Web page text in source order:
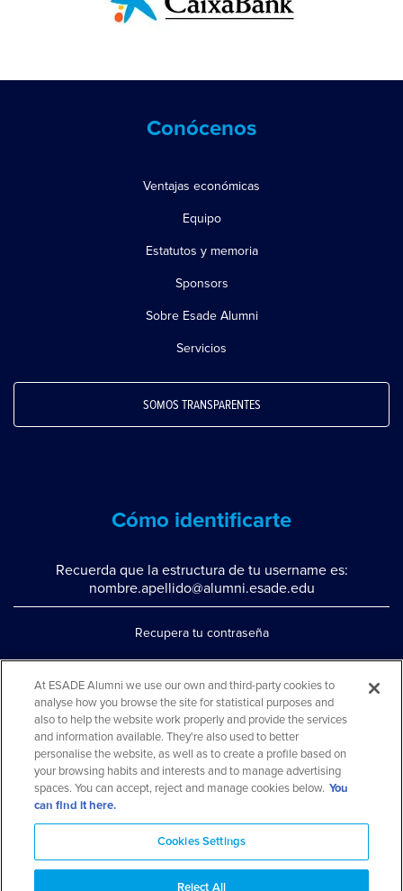
Conócenos
Ventajas económicas
Equipo
Estatutos y memoria
Sponsors
Sobre Esade Alumni
Servicios
SOMOS TRANSPARENTES
Cómo identificarte
Recuerda que la estructura de tu username es:
nombre.apellido@alumni.esade.edu
Recupera tu contraseña
Configura la doble autenticación
Contáctanos por whatsapp
Teléfono: 93 553 02 17
At ESADE Alumni we use our own and third-party cookies to
analyse how you browse the site for statistical purposes and
also to help the website work properly and provide the services
and information available. They're also used to better
personalise the website, as well as to create a profile based on
your browsing habits and interests and to manage advertising
spaces. You can accept, reject and manage cookies below. You
can find it here.
Cookies Settings
Reject All